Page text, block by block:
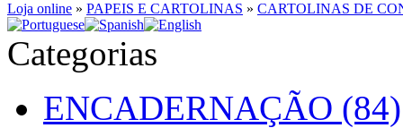
Loja online » PAPEIS E CARTOLINAS » CARTOLINAS DE
Categorias
ENCADERNAÇÃO (84)